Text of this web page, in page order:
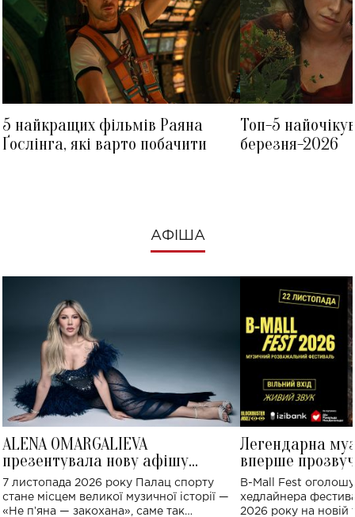
5 найкращих фільмів Раяна
Ґослінга, які варто побачити
Топ-5
березня-2026
АФІША
ALENA OMARGALIEVA
презентувала нову афішу
великого концерту в Палаці
спорту
7 листопада 2026 року Палац спорту
стане місцем великої музичної історії —
«Не пʼяна — закохана», саме так
Легендарна
вперше
Україні: де
B-Mall Fest
хедлайнера
2026 року на новій